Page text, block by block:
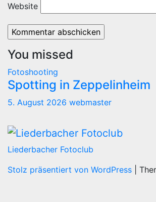
Website
You missed
Fotoshooting
Spotting in Zeppelinheim
5. August 2026 webmaster
Liederbacher Fotoclub
Stolz präsentiert von WordPress